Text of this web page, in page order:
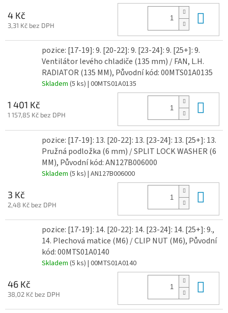
4 Kč
3,31 Kč bez DPH
pozice: [17-19]: 9. [20-22]: 9. [23-24]: 9. [25+]: 9.
Ventilátor levého chladiče (135 mm) / FAN, L.H.
RADIATOR (135 MM), Původní kód: 00MTS01A0135
Skladem (5 ks) | 00MTS01A0135
1 401 Kč
1 157,85 Kč bez DPH
pozice: [17-19]: 13. [20-22]: 13. [23-24]: 13. [25+]: 13.
Pružná podložka (6 mm) / SPLIT LOCK WASHER (6
MM), Původní kód: AN127B006000
Skladem (5 ks) | AN127B006000
3 Kč
2,48 Kč bez DPH
pozice: [17-19]: 14. [20-22]: 14. [23-24]: 14. [25+]: 9.,
14. Plechová matice (M6) / CLIP NUT (M6), Původní
kód: 00MTS01A0140
Skladem (5 ks) | 00MTS01A0140
46 Kč
38,02 Kč bez DPH